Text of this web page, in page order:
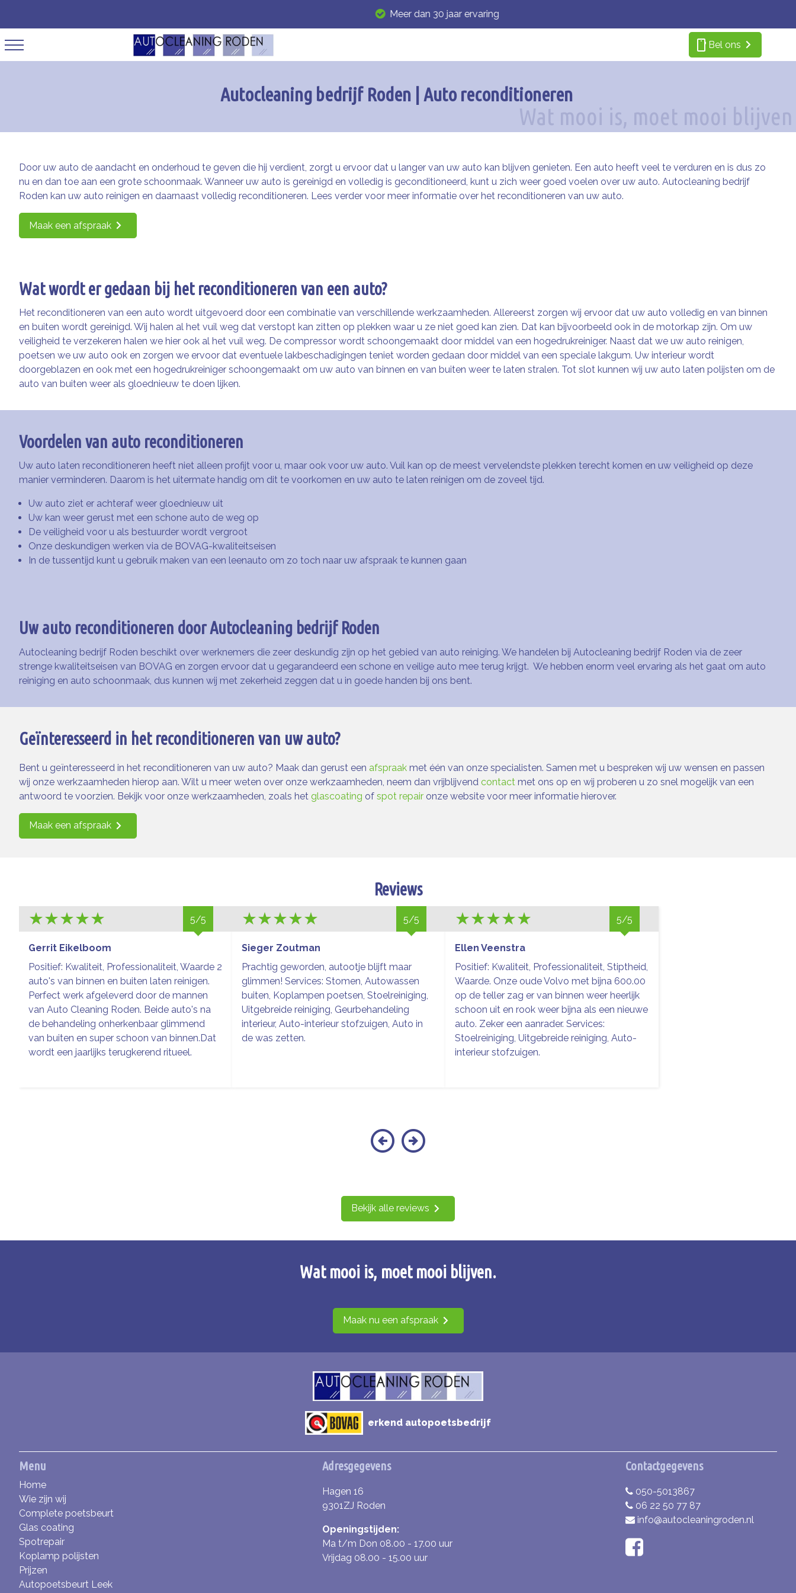
smartphone Bel ons
Meer dan 30 jaar ervaring
Autocleaning bedrijf Roden | Auto reconditioneren
Door uw auto de aandacht en onderhoud te geven die hij verdient, zorgt u ervoor dat u langer van uw auto kan blijven genieten. Een auto heeft veel te verduren en is dus zo
nu en dan toe aan een grote schoonmaak. Wanneer uw auto is gereinigd en volledig is geconditioneerd, kunt u zich weer goed voelen over uw auto. Autocleaning bedrijf
Roden kan uw auto reinigen en daarnaast volledig reconditioneren. Lees verder voor meer informatie over het reconditioneren van uw auto.
Maak een afspraak
Wat wordt er gedaan bij het reconditioneren van een auto?
Het reconditioneren van een auto wordt uitgevoerd door een combinatie van verschillende werkzaamheden. Allereerst zorgen wij ervoor dat uw auto volledig en van binnen
en buiten wordt gereinigd. Wij halen al het vuil weg dat verstopt kan zitten op plekken waar u ze niet goed kan zien. Dat kan bijvoorbeeld ook in de motorkap zijn. Om uw
veiligheid te verzekeren halen we hier ook al het vuil weg. De compressor wordt schoongemaakt door middel van een hogedrukreiniger. Naast dat we uw auto reinigen,
poetsen we uw auto ook en zorgen we ervoor dat eventuele lakbeschadigingen teniet worden gedaan door middel van een speciale lakgum. Uw interieur wordt
doorgeblazen en ook met een hogedrukreiniger schoongemaakt om uw auto van binnen en van buiten weer te laten stralen. Tot slot kunnen wij uw auto laten polijsten om de
auto van buiten weer als gloednieuw te doen lijken.
Voordelen van auto reconditioneren
Uw auto laten reconditioneren heeft niet alleen profijt voor u, maar ook voor uw auto. Vuil kan op de meest vervelendste plekken terecht komen en uw veiligheid op deze
manier verminderen. Daarom is het uitermate handig om dit te voorkomen en uw auto te laten reinigen om de zoveel tijd.
Uw auto ziet er achteraf weer gloednieuw uit
Uw kan weer gerust met een schone auto de weg op
De veiligheid voor u als bestuurder wordt vergroot
Onze deskundigen werken via de BOVAG-kwaliteitseisen
In de tussentijd kunt u gebruik maken van een leenauto om zo toch naar uw afspraak te kunnen gaan
Uw auto reconditioneren door Autocleaning bedrijf Roden
Autocleaning bedrijf Roden beschikt over werknemers die zeer deskundig zijn op het gebied van auto reiniging. We handelen bij Autocleaning bedrijf Roden via de zeer
strenge kwaliteitseisen van BOVAG en zorgen ervoor dat u gegarandeerd een schone en veilige auto mee terug krijgt. We hebben enorm veel ervaring als het gaat om auto
reiniging en auto schoonmaak, dus kunnen wij met zekerheid zeggen dat u in goede handen bij ons bent.
Geïnteresseerd in het reconditioneren van uw auto?
Bent u geïnteresseerd in het reconditioneren van uw auto? Maak dan gerust een afspraak met één van onze specialisten. Samen met u bespreken wij uw wensen en passen
wij onze werkzaamheden hierop aan. Wilt u meer weten over onze werkzaamheden, neem dan vrijblijvend contact met ons op en wij proberen u zo snel mogelijk van een
antwoord te voorzien. Bekijk voor onze werkzaamheden, zoals het glascoating of spot repair onze website voor meer informatie hierover.
Maak een afspraak
Wat mooi is, moet mooi blijven.
Maak nu een afspraak
Reviews
5/5
Gerrit Eikelboom
Positief: Kwaliteit, Professionaliteit, Waarde 2
auto's van binnen en buiten laten reinigen.
Perfect werk afgeleverd door de mannen
van Auto Cleaning Roden. Beide auto's na
de behandeling onherkenbaar glimmend
van buiten en super schoon van binnen.Dat
wordt een jaarlijks terugkerend ritueel.
5/5
Sieger Zoutman
Prachtig geworden, autootje blijft maar
glimmen! Services: Stomen, Autowassen
buiten, Koplampen poetsen, Stoelreiniging,
Uitgebreide reiniging, Geurbehandeling
interieur, Auto-interieur stofzuigen, Auto in
de was zetten.
5/5
Ellen Veenstra
Positief: Kwaliteit, Professionaliteit, Stiptheid,
Waarde. Onze oude Volvo met bijna 600.00
op de teller zag er van binnen weer heerlijk
schoon uit en rook weer bijna als een nieuwe
auto. Zeker een aanrader. Services:
Stoelreiniging, Uitgebreide reiniging, Auto-
interieur stofzuigen.
Bekijk alle reviews
erkend autopoetsbedrijf
Menu
Home
Wie zijn wij
Complete poetsbeurt
Glas coating
Spotrepair
Koplamp polijsten
Prijzen
Autopoetsbeurt Leek
Adresgegevens
Hagen 16
9301ZJ Roden
Openingstijden:
Ma t/m Don 08.00 - 17.00 uur
Vrijdag 08.00 - 15.00 uur
Contactgegevens
050-5013867
06 22 50 77 87
info@autocleaningroden.nl